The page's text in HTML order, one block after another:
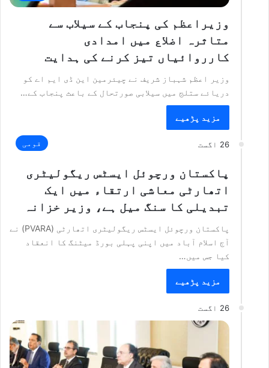
وزیراعظم کی پنجاب کے سیلاب سے
متاثرہ اضلاع میں امدادی
کارروائیاں تیز کرنے کی ہدایت
وزیر اعظم شہباز شریف نے چیئرمین این ڈی ایم اے کو
دریائے ستلج میں سیلابی صورتحال کے باعث پنجاب کے…
مزید پڑھیے
26 اگست قومی
پاکستان ورچوئل ایسٹس ریگولیٹری
اتھارٹی معاشی ارتقاء میں ایک
تبدیلی کا سنگ میل ہے، وزیر خزانہ
پاکستان ورچوئل ایسٹس ریگولیٹری اتھارٹی (PVARA) نے
آج اسلام آباد میں اپنی پہلی بورڈ میٹنگ کا انعقاد
کیا جس میں…
مزید پڑھیے
26 اگست